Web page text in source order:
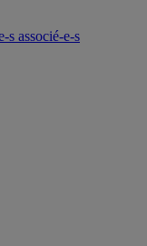
s associé-e-s